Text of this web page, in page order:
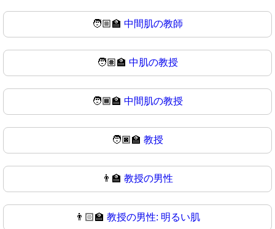
🧑🏼‍🏫 中間肌の教師
🧑🏽‍🏫 中肌の教授
🧑🏾‍🏫 中間肌の教授
🧑🏿‍🏫 教授
👨‍🏫 教授の男性
👨🏻‍🏫 教授の男性: 明るい肌